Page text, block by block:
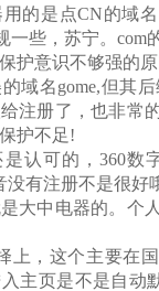
的是点CN的域
一些，苏宁。com
护意识不够强的原
名gome,但其后
注册了，也非常
护不足!
认可的，360数
没有注册不是很好
中电器的。个人
，这个主要在国
主页是不是自动